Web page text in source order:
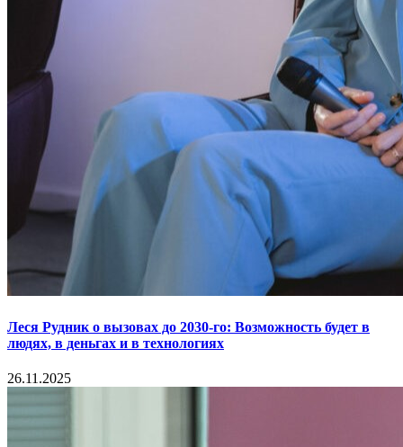
Леся Рудник о вызовах до 2030-го: Возможность будет в
людях, в деньгах и в технологиях
26.11.2025